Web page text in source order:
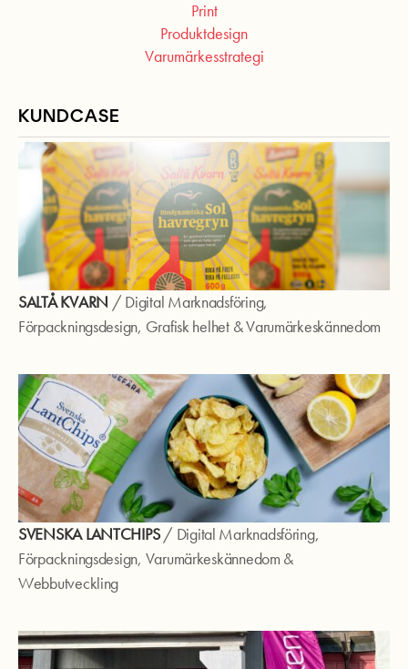
Print
Produktdesign
Varumärkesstrategi
KUNDCASE
SALTÅ KVARN / Digital Marknadsföring,
Förpackningsdesign, Grafisk helhet&Varumärkeskännedom
SVENSKA LANTCHIPS/ Digital Marknadsföring,
Förpackningsdesign, Varumärkeskännedom &
Webbutveckling